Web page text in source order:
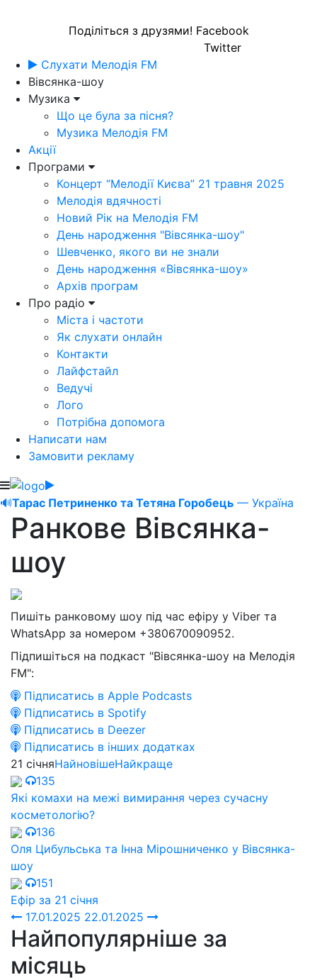
Поділіться з друзями! Facebook
Twitter
Слухати Мелодія FM
Вівсянка-шоу
Музика
Що це була за пісня?
Музика Мелодія FM
Акції
Програми
Концерт “Мелодії Києва” 21 травня 2025
Мелодія вдячності
Новий Рік на Мелодія FM
День народження "Вівсянка-шоу"
Шевченко, якого ви не знали
День народження «Вівсянка-шоу»
Архів програм
Про радіо
Міста і частоти
Як слухати онлайн
Контакти
Лайфстайл
Ведучі
Лого
Потрібна допомога
Написати нам
Замовити рекламу
🔊Тарас Петриненко та Тетяна Горобець — Україна
Ранкове Вівсянка-
шоу
Пишіть ранковому шоу під час ефіру у Viber та
WhatsApp за номером +380670090952.
Підпишіться на подкаст "Вівсянка-шоу на Мелодія
FM":
Підписатись в Apple Podcasts
Підписатись в Spotify
Підписатись в Deezer
Підписатись в інших додатках
21 січняНайновішеНайкраще
135
Які комахи на межі вимирання через сучасну
косметологію?
136
Оля Цибульська та Інна Мірошниченко у Вівсянка-
шоу
151
Ефір за 21 січня
17.01.2025 22.01.2025
Найпопулярніше за
місяць